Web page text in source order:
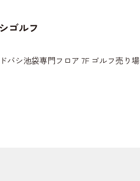
ゴルフ
バシ池袋専門フロア 7F ゴルフ売り場